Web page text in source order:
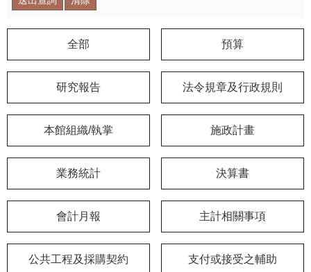
觀
展
學
探
認
們
民
全部 預算
研究報告 法令規章及行政規則
本館組織/執掌 施政計畫
業務統計 決算書
會計月報 主計相關事項
公共工程及採購契約 支付或接受之輔助